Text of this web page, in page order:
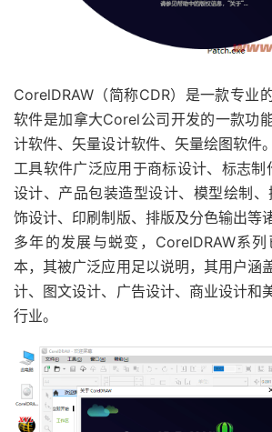
CorelDRAW（简称CDR）是一款专业
软件是加拿大Corel公司开发的一款功
计软件、矢量设计软件、矢量绘图软件
工具软件广泛应用于商标设计、标志制
设计、产品包装造型设计、模型绘制
饰设计、印刷制版、排版及分色输出等
多年的发展与蜕变，CorelDRAW系
本，其被广泛应用足以说明，其用户涵
计、图文设计、广告设计、商业设计和
行业。